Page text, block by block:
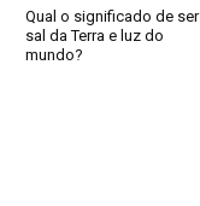
Qual o significado de ser
sal da Terra e luz do
mundo?